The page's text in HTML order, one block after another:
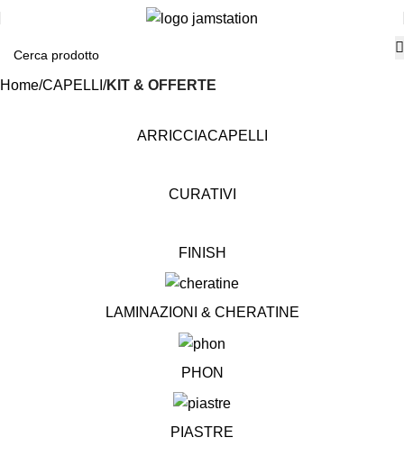
Home CAPELLI KIT & OFFERTE
ARRICCIACAPELLI
CURATIVI
FINISH
LAMINAZIONI & CHERATINE
PHON
PIASTRE